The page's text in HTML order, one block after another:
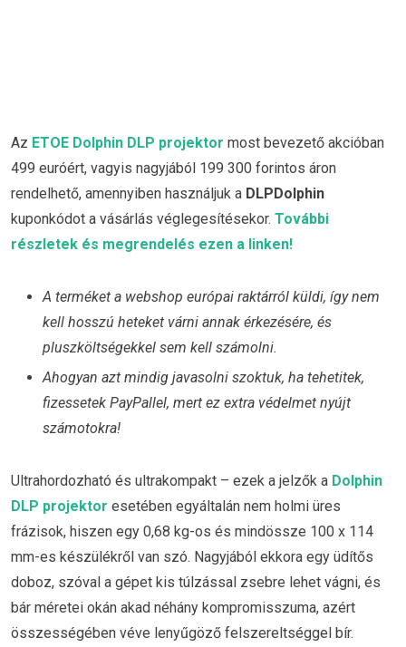
Az ETOE Dolphin DLP projektor most bevezető akcióban
499 euróért, vagyis nagyjából 199 300 forintos áron
rendelhető, amennyiben használjuk a DLPDolphin
kuponkódot a vásárlás véglegesítésekor. További
részletek és megrendelés ezen a linken!
A terméket a webshop európai raktárról küldi, így nem
kell hosszú heteket várni annak érkezésére, és
pluszköltségekkel sem kell számolni.
Ahogyan azt mindig javasolni szoktuk, ha tehetitek,
fizessetek PayPallel, mert ez extra védelmet nyújt
számotokra!
Ultrahordozható és ultrakompakt – ezek a jelzők a Dolphin
DLP projektor esetében egyáltalán nem holmi üres
frázisok, hiszen egy 0,68 kg-os és mindössze 100 x 114
mm-es készülékről van szó. Nagyjából ekkora egy üdítős
doboz, szóval a gépet kis túlzással zsebre lehet vágni, és
bár méretei okán akad néhány kompromisszuma, azért
összességében véve lenyűgöző felszereltséggel bír.